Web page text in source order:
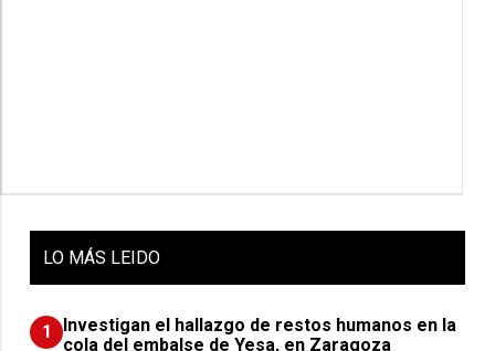
LO MÁS LEIDO
1
Investigan el hallazgo de restos humanos en la
cola del embalse de Yesa, en Zaragoza